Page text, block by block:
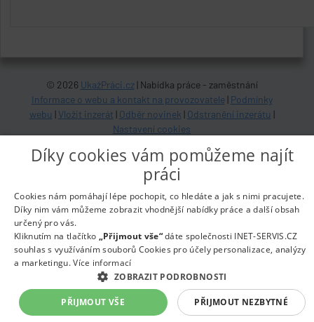
© 2026 UkažPráci.cz| Nabídka práce - zaměstnání
Informace o webu a kontakt na provozovatele Podmínky
webu
Vložit inzerát Odběr novinek Odstranění inzerátu
Nastavení cookies
Díky cookies vám pomůžeme najít
práci
Cookies nám pomáhají lépe pochopit, co hledáte a jak s nimi pracujete.
Díky nim vám můžeme zobrazit vhodnější nabídky práce a další obsah
určený pro vás.
Kliknutím na tlačítko „Přijmout vše“dáte společnosti INET-SERVIS.CZ
souhlas s využíváním souborů Cookies pro účely personalizace, analýzy
a marketingu.Více informací
ZOBRAZIT PODROBNOSTI
PŘIJMOUT VŠE PŘIJMOUT NEZBYTNÉ